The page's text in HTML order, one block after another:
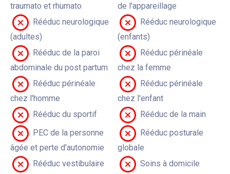
traumato et rhumato
de l'appareillage
Rééduc neurologique
(adultes)
Rééduc neurologique
(enfants)
Rééduc de la paroi
abdominale du post partum
Rééduc périnéale
chez la femme
Rééduc périnéale
chez l'homme
Rééduc périnéale
chez l'enfant
Rééduc du sportif
Rééduc de la main
PEC de la personne
âgée et perte d'autonomie
Rééduc posturale
globale
Rééduc vestibulaire
Soins à domicile